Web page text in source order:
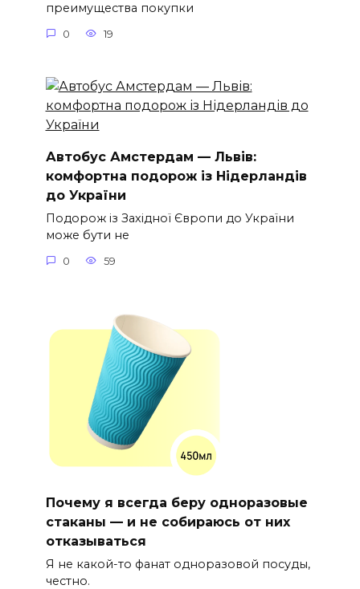
преимущества покупки
0 19
Автобус Амстердам — Львів:
комфортна подорож із Нідерландів
до України
Подорож із Західної Європи до України
може бути не
0 59
Почему я всегда беру одноразовые
стаканы — и не собираюсь от них
отказываться
Я не какой-то фанат одноразовой посуды,
честно.